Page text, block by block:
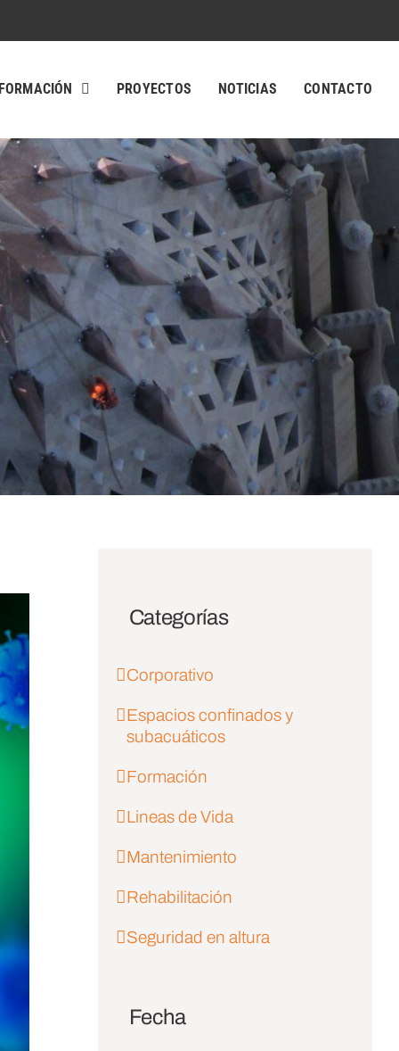
PROYECTOS NOTICIAS CONTACTO
Categorías
Corporativo
Espacios confinados y
subacuáticos
Formación
Lineas de Vida
Mantenimiento
Rehabilitación
Seguridad en altura
Fecha